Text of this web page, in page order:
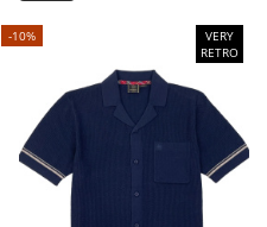
-10%
VERY
RETRO